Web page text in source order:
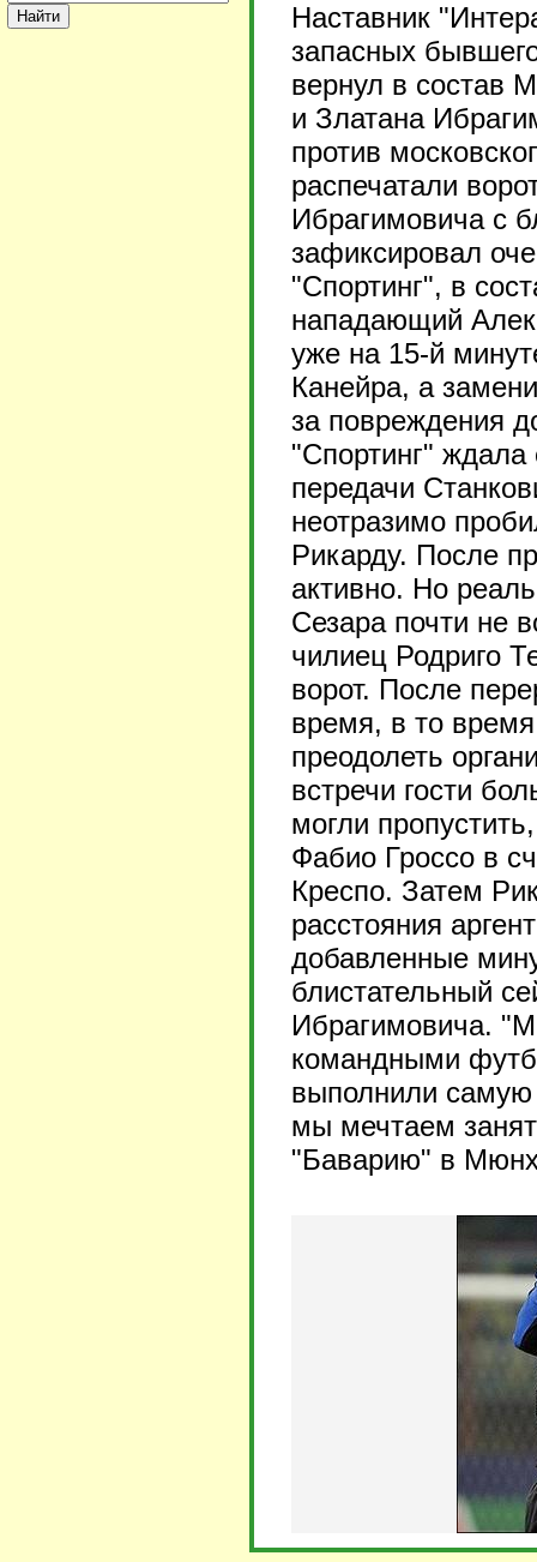
Наставник
запасных
вернул в состав
и Златана
против
распечатали
Ибрагимовича с
зафиксировал
"Спортинг", в
нападающий
уже на 15-й
Канейра, а
за повреждения
"Спортинг" ждала
передачи
неотразимо
Рикарду. После
активно. Но
Сезара почти не
чилиец Родриго
ворот. После
время, в то
преодолеть
встречи гости
могли
Фабио Гроссо в
Креспо. Затем
расстояния
добавленные
блистательный
Ибрагимовича.
командными
выполнили самую
мы мечтаем
"Баварию" в